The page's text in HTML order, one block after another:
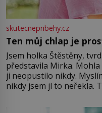
skutecnepribehy.cz
Ten můj chlap je
Jsem holka Štěstěny,
představila Mirka.
ji neopustilo nikdy.
nikdy jsem jí to neřekla.
Jsme spolu moc rádi